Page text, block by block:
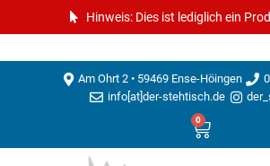
Hinweis: Dies ist lediglich ein
Am Ohrt 2 • 59469 Ense-Höingen
info[at]der-stehtisch.de
0